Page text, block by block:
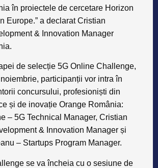
în proiectele de cercetare Horizon
Europe.” a declarat Cristian
& Innovation Manager
de selecție 5G Online Challenge,
participanții vor intra în
concursului, profesioniști din
și de inovație Orange România:
– 5G Technical Manager, Cristian
& Innovation Manager și
– Startups Program Manager.
se va încheia cu o sesiune de